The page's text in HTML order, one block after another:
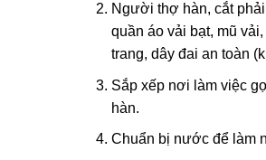
Người thợ hàn, cắt
quần áo vải bạt, mũ
trang, dây đai an toàn
Sắp xếp nơi làm việc
hàn.
Chuẩn bị nước để làm